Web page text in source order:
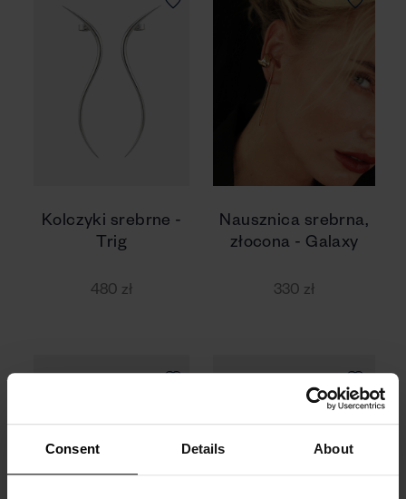
Consent Details About
Kolczyki srebrne -
Trig
480 zł
Nausznica srebrna,
złocona - Galaxy
330 zł